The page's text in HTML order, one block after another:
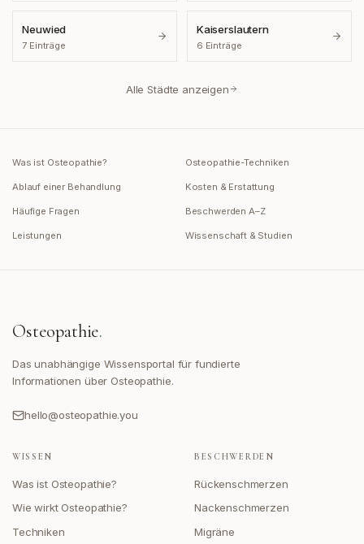
Neuwied
7 Einträge
Kaiserslautern
6 Einträge
Alle Städte anzeigen
Was ist Osteopathie? Osteopathie-Techniken
Ablauf einer Behandlung Kosten & Erstattung
Häufige Fragen Beschwerden A–Z
Leistungen Wissenschaft & Studien
Osteopathie.
Das unabhängige Wissensportal für fundierte
Informationen über Osteopathie.
hello@osteopathie.you
WISSEN
Was ist Osteopathie?
Wie wirkt Osteopathie?
Techniken
BESCHWERDEN
Rückenschmerzen
Nackenschmerzen
Migräne